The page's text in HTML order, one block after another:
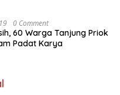
0 Comment
60 Warga Tanjung Priok
Padat Karya